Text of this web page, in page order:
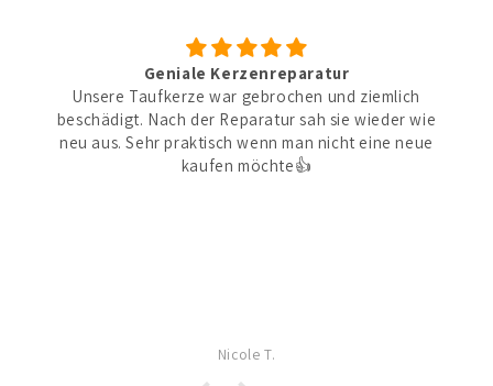
Geniale Kerzenreparatur
Unsere Taufkerze war gebrochen und ziemlich
beschädigt. Nach der Reparatur sah sie wieder wie
neu aus. Sehr praktisch wenn man nicht eine neue
kaufen möchte👍
Nicole T.